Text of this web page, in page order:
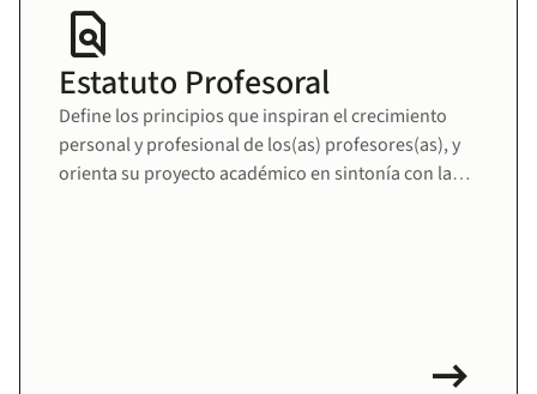
find_in_page
Estatuto Profesoral
Define los principios que inspiran el crecimiento
personal y profesional de los(as) profesores(as), y
orienta su proyecto académico en sintonía con la
arrow_right_alt